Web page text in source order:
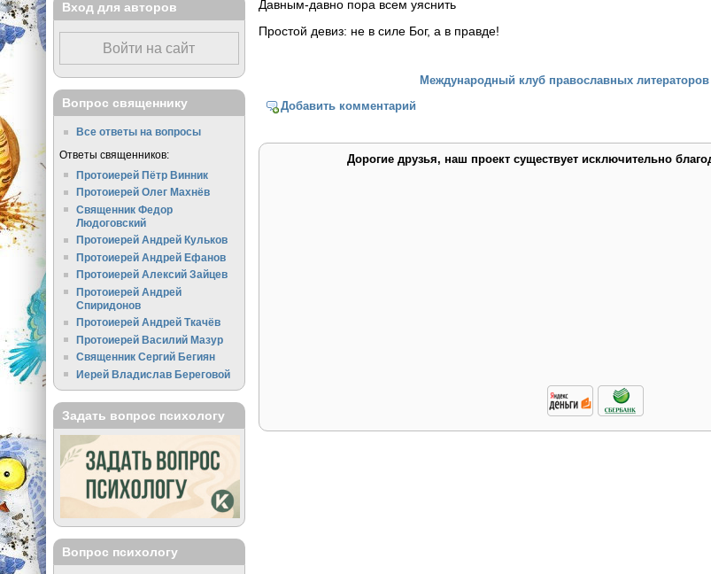
Давным-давно пора всем уяснить
Простой девиз: не в силе Бог, а в правде!
Международный клуб православных
Добавить комментарий
Дорогие друзья, наш проект существует исключительно
Вход для авторов
Войти на сайт
Вопрос священнику
Все ответы на вопросы
Ответы священников:
Протоиерей Пётр Винник
Протоиерей Олег Махнёв
Священник Федор
Людоговский
Протоиерей Андрей Кульков
Протоиерей Андрей Ефанов
Протоиерей Алексий Зайцев
Протоиерей Андрей
Спиридонов
Протоиерей Андрей Ткачёв
Протоиерей Василий Мазур
Священник Сергий Бегиян
Иерей Владислав Береговой
Задать вопрос психологу
Вопрос психологу